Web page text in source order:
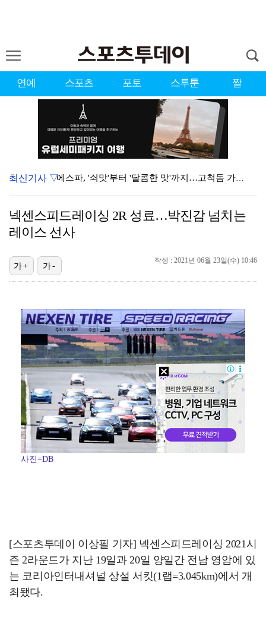
연예 스포츠 포토 스투툰 짤
에스파, '쇠맛'부터 '달콤한 맛'까지…고척돔 가득 채…
에스파, 고척돔 입성…공연 시작 40분 만에 첫 인사 …
'리그 2연패 정조준' 아스널, 뉴캐슬서 기마랑이스 영…
한국 남자배구, 중국 3-0 완파하고 동아시아선수권 결…
'첫 승 도전' 장은수 "우승 의식하기보다 내 플레이에…
박지민 아나운서 "발리까지 갔는데…'피의 게임2' 출연…
'서명관·야고 연속골' 울산, 동해안 더비서 포항 제압…
최신기사 ▽
넥센스피드레이싱 2R 성료…박진감 넘치는
레이스 선사
작성 : 2021년 06월 23일(수) 10:46
가+ 가-
사진=DB
[스포츠투데이 이상필 기자] 넥센스피드레이싱 2021시
즌 2라운드가 지난 19일과 20일 양일간 전남 영암에 있
는 코리아인터내셔널 상설 서킷(1랩=3.045km)에서 개
최됐다.